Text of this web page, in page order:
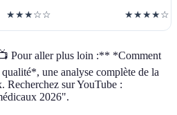
★★★☆☆ ★★★★☆
Pour aller plus loin :** *Comment
une analyse complète de la
Recherchez sur YouTube :
2026".